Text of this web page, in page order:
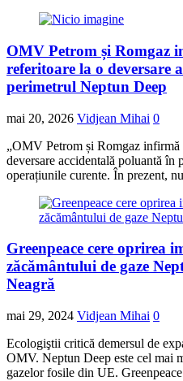
OMV Petrom și Romgaz
referitoare la o deversare
perimetrul Neptun Deep
mai 20, 2026 Vidjean Mihai 0
„OMV Petrom și Romgaz
deversare accidentală poluantă în
operațiunile curente. În prezent,
Greenpeace cere oprirea
zăcământului de gaze
Neagră
mai 29, 2024 Vidjean Mihai 0
Ecologiştii critică demersul de
OMV. Neptun Deep este cel mai
gazelor fosile din UE. Greenpeace